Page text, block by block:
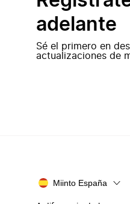
adelante
Sé el primero en
actualizaciones de
Miinto España